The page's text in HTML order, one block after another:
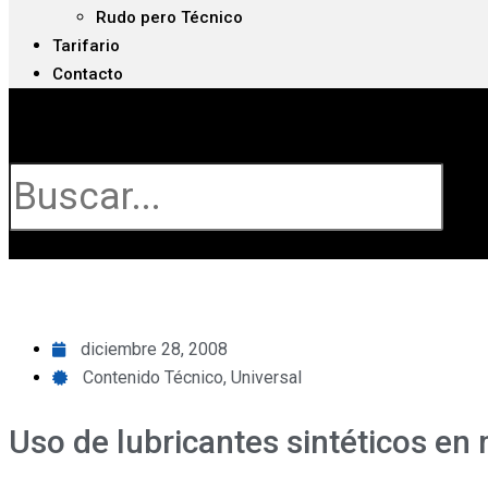
Rudo pero Técnico
Tarifario
Contacto
diciembre 28, 2008
Contenido Técnico, Universal
Uso de lubricantes sintéticos en